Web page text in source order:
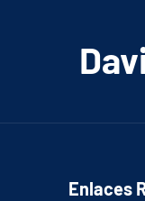
Enlaces